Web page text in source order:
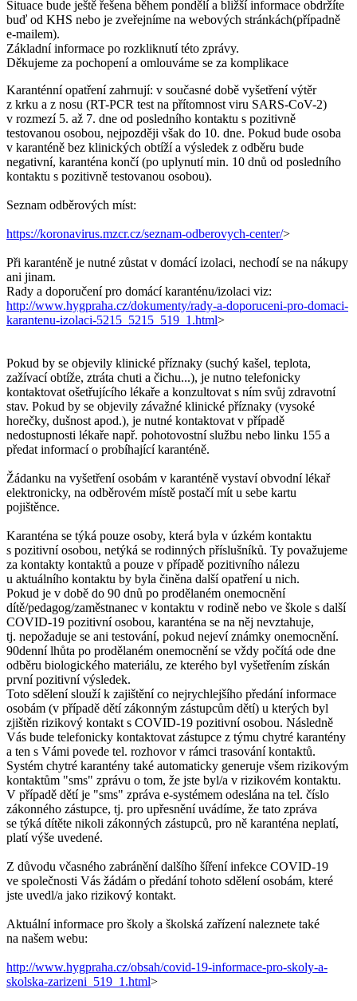
Situace bude ještě řešena během pondělí a bližší informace obdržíte
buď od KHS nebo je zveřejníme na webových stránkách(případně
e-mailem).
Základní informace po rozkliknutí této zprávy.
Děkujeme za pochopení a omlouváme se za komplikace
Karanténní opatření zahrnují: v současné době vyšetření výtěr
z krku a z nosu (RT-PCR test na přítomnost viru SARS-CoV-2)
v rozmezí 5. až 7. dne od posledního kontaktu s pozitivně
testovanou osobou, nejpozději však do 10. dne. Pokud bude osoba
v karanténě bez klinických obtíží a výsledek z odběru bude
negativní, karanténa končí (po uplynutí min. 10 dnů od posledního
kontaktu s pozitivně testovanou osobou).
Seznam odběrových míst:
https://koronavirus.mzcr.cz/seznam-odberovych-center/>
Při karanténě je nutné zůstat v domácí izolaci, nechodí se na nákupy
ani jinam.
Rady a doporučení pro domácí karanténu/izolaci viz:
http://www.hygpraha.cz/dokumenty/rady-a-doporuceni-pro-domaci-
karantenu-izolaci-5215_5215_519_1.html>
Pokud by se objevily klinické příznaky (suchý kašel, teplota,
zažívací obtíže, ztráta chuti a čichu...), je nutno telefonicky
kontaktovat ošetřujícího lékaře a konzultovat s ním svůj zdravotní
stav. Pokud by se objevily závažné klinické příznaky (vysoké
horečky, dušnost apod.), je nutné kontaktovat v případě
nedostupnosti lékaře např. pohotovostní službu nebo linku 155 a
předat informací o probíhající karanténě.
Žádanku na vyšetření osobám v karanténě vystaví obvodní lékař
elektronicky, na odběrovém místě postačí mít u sebe kartu
pojištěnce.
Karanténa se týká pouze osoby, která byla v úzkém kontaktu
s pozitivní osobou, netýká se rodinných příslušníků. Ty považujeme
za kontakty kontaktů a pouze v případě pozitivního nálezu
u aktuálního kontaktu by byla činěna další opatření u nich.
Pokud je v době do 90 dnů po prodělaném onemocnění
dítě/pedagog/zaměstnanec v kontaktu v rodině nebo ve škole s další
COVID-19 pozitivní osobou, karanténa se na něj nevztahuje,
tj. nepožaduje se ani testování, pokud nejeví známky onemocnění.
90denní lhůta po prodělaném onemocnění se vždy počítá ode dne
odběru biologického materiálu, ze kterého byl vyšetřením získán
první pozitivní výsledek.
Toto sdělení slouží k zajištění co nejrychlejšího předání informace
osobám (v případě dětí zákonným zástupcům dětí) u kterých byl
zjištěn rizikový kontakt s COVID-19 pozitivní osobou. Následně
Vás bude telefonicky kontaktovat zástupce z týmu chytré karantény
a ten s Vámi povede tel. rozhovor v rámci trasování kontaktů.
Systém chytré karantény také automaticky generuje všem rizikovým
kontaktům "sms" zprávu o tom, že jste byl/a v rizikovém kontaktu.
V případě dětí je "sms" zpráva e-systémem odeslána na tel. číslo
zákonného zástupce, tj. pro upřesnění uvádíme, že tato zpráva
se týká dítěte nikoli zákonných zástupců, pro ně karanténa neplatí,
platí výše uvedené.
Z důvodu včasného zabránění dalšího šíření infekce COVID-19
ve společnosti Vás žádám o předání tohoto sdělení osobám, které
jste uvedl/a jako rizikový kontakt.
Aktuální informace pro školy a školská zařízení naleznete také
na našem webu:
http://www.hygpraha.cz/obsah/covid-19-informace-pro-skoly-a-
skolska-zarizeni_519_1.html>